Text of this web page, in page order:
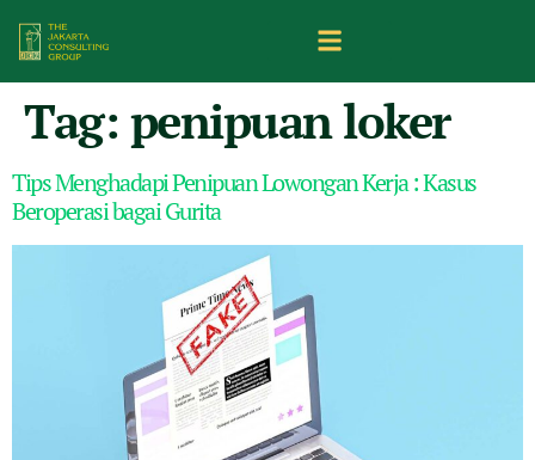
Tag: penipuan loker
Tips Menghadapi Penipuan Lowongan Kerja : Kasus
Beroperasi bagai Gurita